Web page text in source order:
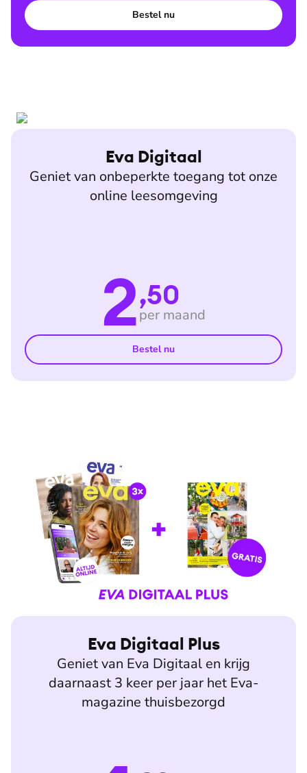
Bestel nu
Eva Digitaal
Geniet van onbeperkte toegang tot onze
online leesomgeving
2,50
per maand
Bestel nu
Eva Digitaal Plus
Geniet van Eva Digitaal en krijg
daarnaast 3 keer per jaar het Eva-
magazine thuisbezorgd